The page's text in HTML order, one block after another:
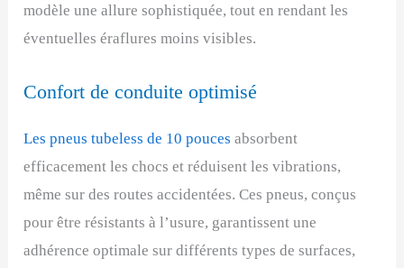
modèle une allure sophistiquée, tout en rendant les
éventuelles éraflures moins visibles.
Confort de conduite optimisé
Les pneus tubeless de 10 pouces absorbent
efficacement les chocs et réduisent les vibrations,
même sur des routes accidentées. Ces pneus, conçus
pour être résistants à l’usure, garantissent une
adhérence optimale sur différents types de surfaces,